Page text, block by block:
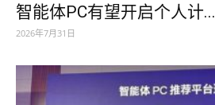
智能体PC有望开启个人计...
2026年7月31日